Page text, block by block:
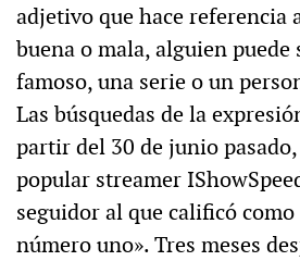
adjetivo que hace referencia
buena o mala, alguien
famoso, una serie o un
Las búsquedas de la
partir del 30 de junio
popular streamer
seguidor al que calificó como
número uno». Tres meses